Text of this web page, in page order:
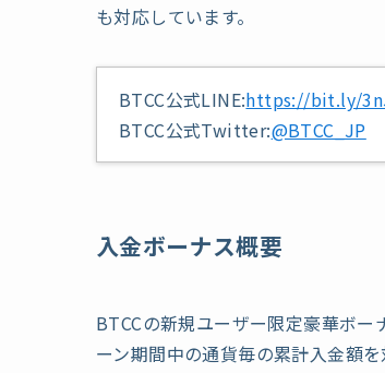
も対応しています。
BTCC公式LINE:https://bit.ly/
BTCC公式Twitter:@BTCC_JP
入金ボーナス概要
BTCCの新規ユーザー限定豪華ボー
ーン期間中の通貨毎の累計入金額